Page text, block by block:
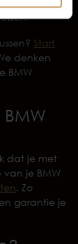
Start
denken
BMW
dat je met
je BMW
. Zo
garantie je